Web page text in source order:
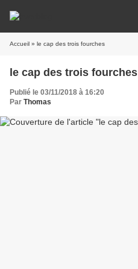
Accueil » le cap des trois fourches
le cap des trois fourches
Publié le 03/11/2018 à 16:20
Par Thomas